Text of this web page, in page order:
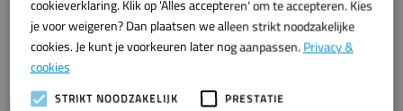
cookieverklaring. Klik op 'Alles accepteren' om te accepteren. Kies
je voor weigeren? Dan plaatsen we alleen strikt noodzakelijke
cookies. Je kunt je voorkeuren later nog aanpassen. Privacy &
cookies
STRIKT NOODZAKELIJK
PRESTATIE